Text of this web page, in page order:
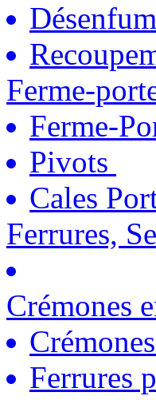
Ferme-
Ferme-
Pivots
Cales
Ferrures,
Crémones
Ferrures